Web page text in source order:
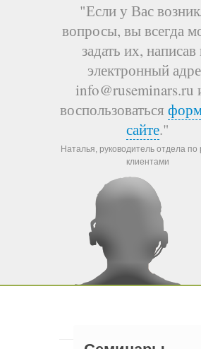
"Если у Вас
вопросы, вы всегда
задать их, написав
электронный
info@ruseminars.ru
воспользоваться
сайте."
Наталья, руководитель отдела по
клиентами